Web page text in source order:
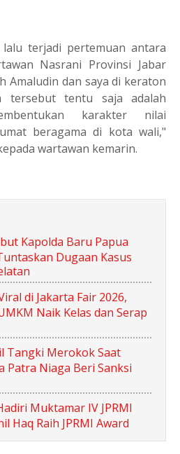
terjadi pertemuan antara
Nasrani Provinsi Jabar
Amaludin dan saya di keraton
tersebut tentu saja adalah
karakter nilai
beragama di kota wali,"
wartawan kemarin.
Kapolda Baru Papua
Dugaan Kasus
di Jakarta Fair 2026,
Naik Kelas dan Serap
Tangki Merokok Saat
Patra Niaga Beri Sanksi
Muktamar IV JPRMI
Haq Raih JPRMI Award